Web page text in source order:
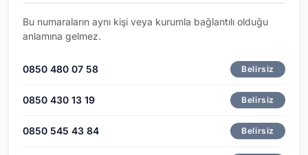
Bu numaraların aynı kişi veya kurumla bağlantılı olduğu
anlamına gelmez.
0850 480 07 58 Belirsiz
0850 430 13 19 Belirsiz
0850 545 43 84 Belirsiz